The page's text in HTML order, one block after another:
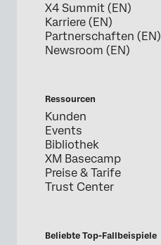
X4 Summit (EN)
Karriere (EN)
Partnerschaften (EN)
Newsroom (EN)
Ressourcen
Kunden
Events
Bibliothek
XM Basecamp
Preise & Tarife
Trust Center
Beliebte Top-Fallbeispiele